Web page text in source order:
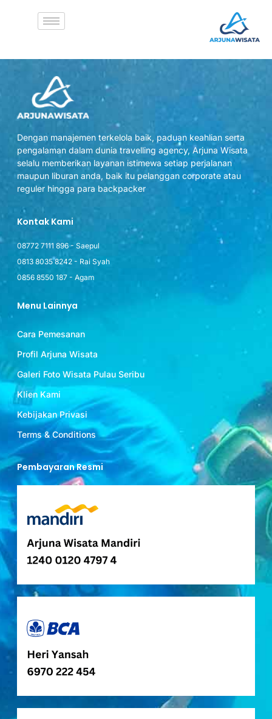
WP Travel Engine Cart
Dengan manajemen terkelola baik, paduan keahlian serta
pengalaman dalam dunia travelling agency, Arjuna Wisata
selalu memberikan layanan istimewa setiap perjalanan
maupun liburan anda, baik itu pelanggan corporate atau
reguler hingga para backpacker
Kontak Kami
08772 7111 896 - Saepul
0813 8035 8242 - Rai Syah
0856 8550 187 - Agam
Menu Lainnya
Cara Pemesanan
Profil Arjuna Wisata
Galeri Foto Wisata Pulau Seribu
Klien Kami
Kebijakan Privasi
Terms & Conditions
Pembayaran Resmi